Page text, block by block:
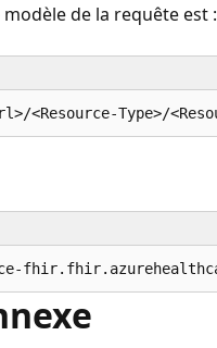
de la requête est :